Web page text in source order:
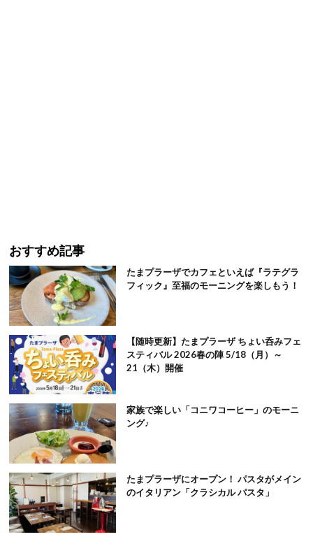
おすすめ記事
たまプラーザでカフェといえば『ラテグラ
フィック』至福のモーニングを楽しもう！
【随時更新】たまプラーザ ちょい呑みフェ
スティバル 2026春の陣 5/18（月）～
21（木）開催
家族で楽しい「コニワコーヒー」のモーニ
ング♪
たまプラーザにオープン！ パスタがメイン
のイタリアン「クラシカル パスタ」